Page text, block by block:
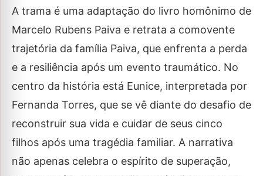
A trama é uma adaptação do livro homônimo de
Marcelo Rubens Paiva e retrata a comovente
trajetória da família Paiva, que enfrenta a perda
e a resiliência após um evento traumático. No
centro da história está Eunice, interpretada por
Fernanda Torres, que se vê diante do desafio de
reconstruir sua vida e cuidar de seus cinco
filhos após uma tragédia familiar. A narrativa
não apenas celebra o espírito de superação,